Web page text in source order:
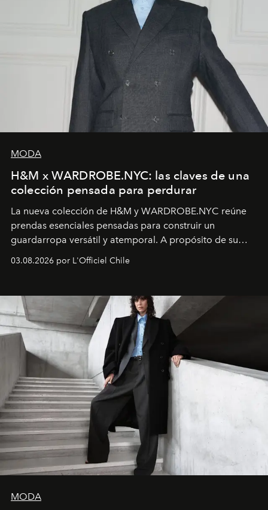
MODA
H&M x WARDROBE.NYC: las claves de una
colección pensada para perdurar
La nueva colección de H&M y WARDROBE.NYC reúne
prendas esenciales pensadas para construir un
guardarropa versátil y atemporal. A propósito de su
la asesora creativa y jefa de diseño global de la marca
y la filosofía detrás de la propuesta.
03.08.2026 por L'Officiel Chile
MODA